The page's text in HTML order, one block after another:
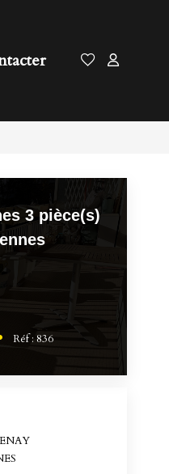
3 pièce(s)
Réf :836